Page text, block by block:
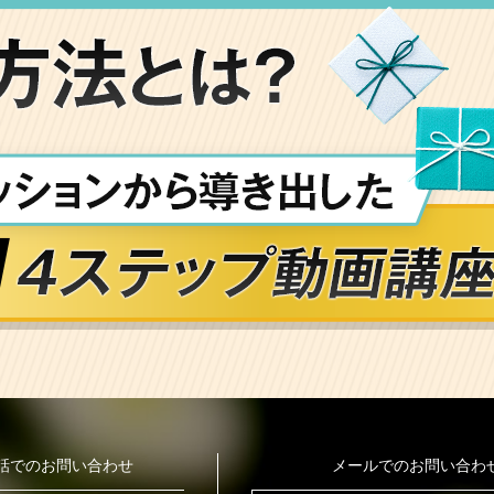
でのお問い合わせ メールでのお問い合わ